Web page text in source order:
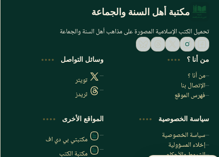
اشترك الآن
اشترك في قناتنا على تليجرام
مكتبة أهل السنة والجماعة
تحميل الكتب الإسلامية المصورة على مذاهب أهل السنة والجماعة
من أنا ؟
من أنا ؟
الإتصال بنا
فهرس الموقع
وسائل التواصل
تويتر
ثريدز
سياسة الخصوصية
سياسة الخصوصية
إخلاء المسؤولية
المواقع الأخرى
مكتبتي بي دي اف
مكتبة الكتب